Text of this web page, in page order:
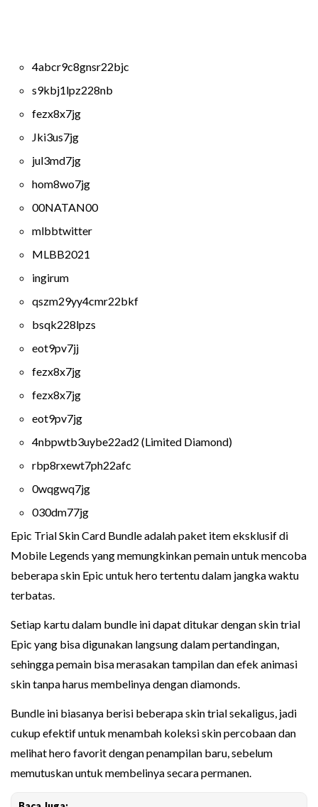
4abcr9c8gnsr22bjc
s9kbj1lpz228nb
fezx8x7jg
Jki3us7jg
jul3md7jg
hom8wo7jg
00NATAN00
mlbbtwitter
MLBB2021
ingirum
qszm29yy4cmr22bkf
bsqk228lpzs
eot9pv7jj
fezx8x7jg
fezx8x7jg
eot9pv7jg
4nbpwtb3uybe22ad2 (Limited Diamond)
rbp8rxewt7ph22afc
0wqgwq7jg
030dm77jg
Epic Trial Skin Card Bundle adalah paket item eksklusif di
Mobile Legends yang memungkinkan pemain untuk mencoba
beberapa skin Epic untuk hero tertentu dalam jangka waktu
terbatas.
Setiap kartu dalam bundle ini dapat ditukar dengan skin trial
Epic yang bisa digunakan langsung dalam pertandingan,
sehingga pemain bisa merasakan tampilan dan efek animasi
skin tanpa harus membelinya dengan diamonds.
Bundle ini biasanya berisi beberapa skin trial sekaligus, jadi
cukup efektif untuk menambah koleksi skin percobaan dan
melihat hero favorit dengan penampilan baru, sebelum
memutuskan untuk membelinya secara permanen.